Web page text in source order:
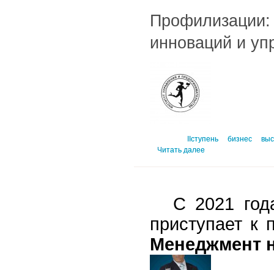
инноваций и
IIступень бизнес
Читать далее
С 2021
приступает к
Менеджмент